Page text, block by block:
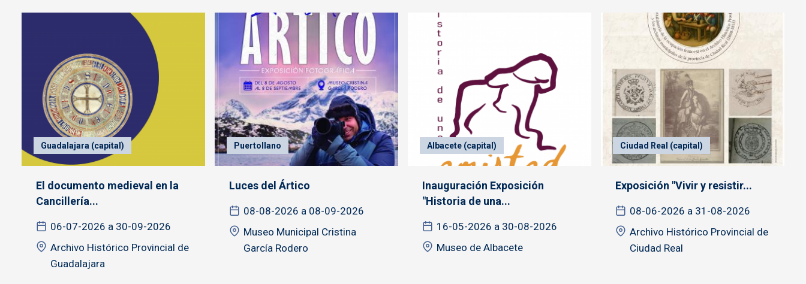
Guadalajara (capital)
El documento medieval en la
Cancillería...
06-07-2026 a 30-09-2026
Archivo Histórico Provincial de
Guadalajara
Puertollano
Luces del Ártico
08-08-2026 a 08-09-2026
Museo Municipal Cristina
García Rodero
Albacete (capital)
Inauguración Exposición
"Historia de una...
16-05-2026 a 30-08-2026
Museo de Albacete
Ciudad Real (capital)
Exposición "Vivir y resistir...
08-06-2026 a 31-08-2026
Archivo Histórico Provincial de
Ciudad Real